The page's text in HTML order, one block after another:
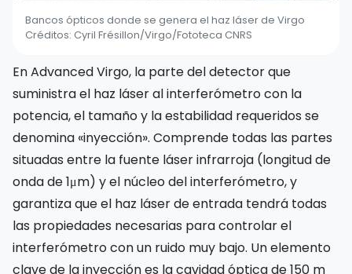
Bancos ópticos donde se genera el haz láser de Virgo
Créditos: Cyril Frésillon/Virgo/Fototeca CNRS
En Advanced Virgo, la parte del detector que
suministra el haz láser al interferómetro con la
potencia, el tamaño y la estabilidad requeridos se
denomina «inyección». Comprende todas las partes
situadas entre la fuente láser infrarroja (longitud de
onda de 1μm) y el núcleo del interferómetro, y
garantiza que el haz láser de entrada tendrá todas
las propiedades necesarias para controlar el
interferómetro con un ruido muy bajo. Un elemento
clave de la inyección es la cavidad óptica de 150 m